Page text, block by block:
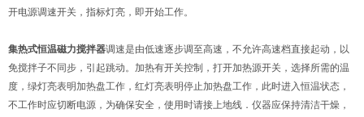
开电源调速开关，指标灯亮，即开始工作。
集热式恒温磁力搅拌器调速是由低速逐步调至高速，不允许高速档直接起动，以
免搅拌子不同步，引起跳动。加热有开关控制，打开加热源开关，选择所需的温
度，绿灯亮表明加热盘工作，红灯亮表明停止加热盘工作，此时进入恒温状态，
不工作时应切断电源，为确保安全，使用时请接上地线．仪器应保持清洁干燥，